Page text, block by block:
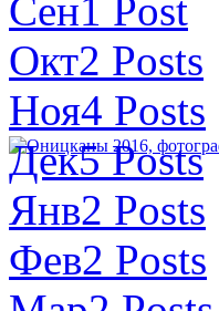
Сен1 Post
Окт2 Posts
Ноя4 Posts
Дек5 Posts
Янв2 Posts
Фев2 Posts